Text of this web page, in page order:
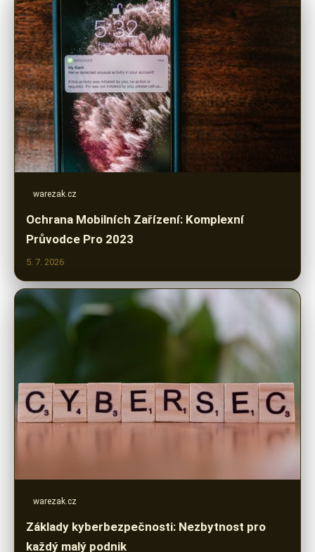
warezak.cz
Ochrana Mobilních Zařízení: Komplexní
Průvodce Pro 2023
5. 7. 2026
warezak.cz
Základy kyberbezpečnosti: Nezbytnost pro
každý malý podnik